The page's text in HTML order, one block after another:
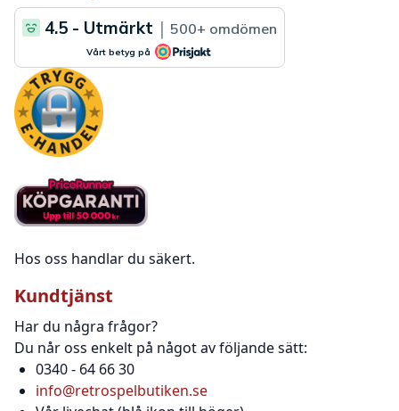
Hos oss handlar du säkert.
Kundtjänst
Har du några frågor?
Du når oss enkelt på något av följande sätt:
0340 - 64 66 30
info@retrospelbutiken.se